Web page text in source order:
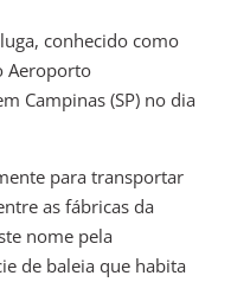
conhecido como
Aeroporto
Campinas (SP) no dia
para transportar
as fábricas da
nome pela
de baleia que habita